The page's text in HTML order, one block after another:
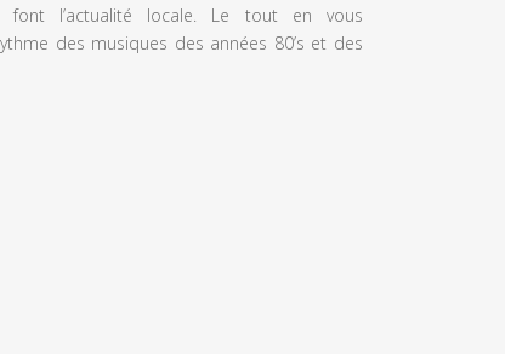
l’actualité locale. Le tout en vous
des musiques des années 80’s et des